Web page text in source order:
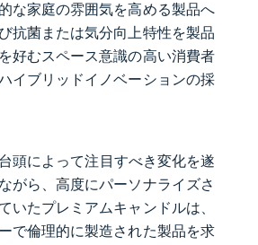
な家庭の雰囲気を高める製品へ
抗菌または気分向上特性を製品
好むスペース意識の高い消費者
イブリッドイノベーションの採
頭によって注目すべき変化を遂
がら、高度にパーソナライズさ
たプレミアムキャンドルは、
で倫理的に製造された製品を求